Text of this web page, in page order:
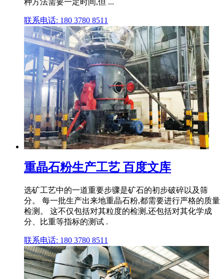
种方法需要一定时间,但 ...
联系电话: 180 3780 8511
重晶石粉生产工艺 百度文库
选矿工艺中的一道重要步骤是矿石的初步破碎以及筛
分。 每一批生产出来地重晶石粉,都需要进行严格的质量
检测。 这不仅包括对其粒度的检测,还包括对其化学成
分、比重等指标的测试 .
联系电话: 180 3780 8511